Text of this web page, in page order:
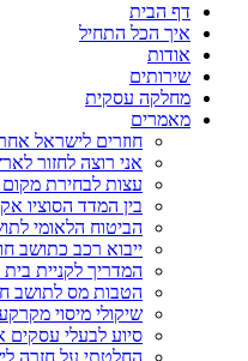
דף הבית
איך הכל התחיל
אודות
שירותים
מחלקה עסקית
מאמרים
חוזרים לישראל
אני רוצה לחזור
עצות לבחירת מקום
בין המדד הסוציו
הביטוח הלאומי
ייבוא רכב כתושב
המדריך לקניית
הטבות מס לתושב
שיקולי מיסוי
סיוע לבעלי עסקים
החלטתי על חזרה